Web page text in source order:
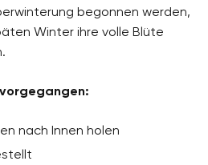
begonnen werden,
Winter ihre volle Blüte
nach Innen holen